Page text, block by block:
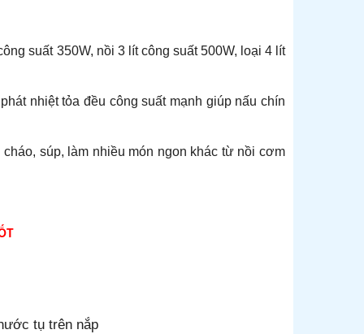
suất 350W, nồi 3 lít công suất 500W, loại 4 lít
nhiệt tỏa đều công suất mạnh giúp nấu chín
súp, làm nhiều món ngon khác từ nồi cơm
tụ trên nắp